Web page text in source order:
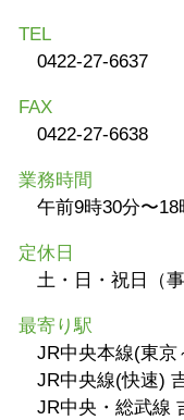
TEL
0422-27-6637
FAX
0422-27-6638
業務時間
午前9時30分〜18
定休日
土・日・祝日（
最寄り駅
JR中央本線(東京
JR中央線(快速)
JR中央・総武線